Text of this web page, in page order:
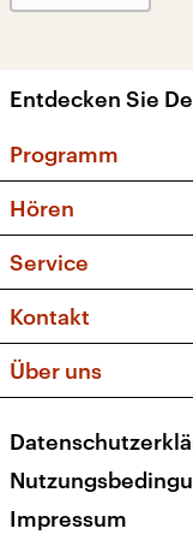
Entdecken Sie
Programm
Sendungen
Musikliste
Kakadu –
Hören
Frequenzen
Service
FAQ
Apps
Newsletter
Kontakt
Social
Über uns
Presse
Karriere
Transparenz
Impressum